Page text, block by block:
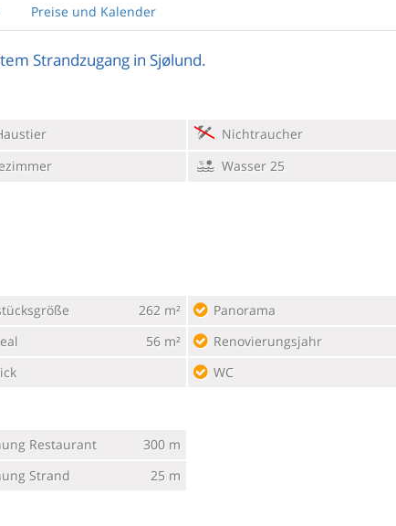
Preise und Kalender
Strandzugang in Sjølund.
Nichtraucher
Wasser 25
262 m²
56 m²
Panorama
Renovierungsjahr
WC
Restaurant
300 m
Strand
25 m